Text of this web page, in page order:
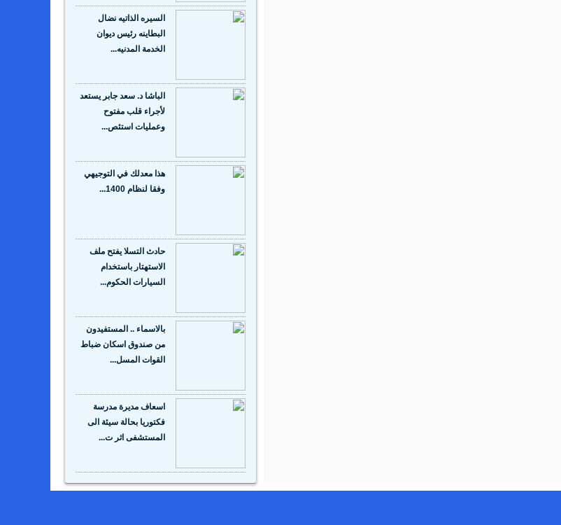
السيره الذاتيه نضال
البطاينه رئيس ديوان
الخدمة المدنيه...
الباشا د. سعد جابر يستعد
لأجراء قلب مفتوح
وعمليات استئص...
هذا معدلك في التوجيهي
وفقا لنظام 1400...
حادث التسلا يفتح ملف
الاستهتار باستخدام
السيارات الحكوم...
بالاسماء .. المستفيدون
من صندوق اسكان ضباط
القوات المسل...
اسعاف مديرة مدرسة
فكتوريا بحالة سيئة الى
المستشفى اثر ت...